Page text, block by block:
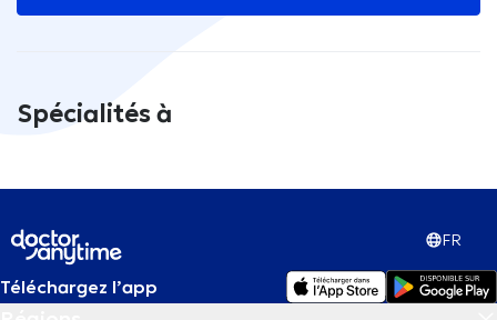
Spécialités à
FR
Téléchargez l’app